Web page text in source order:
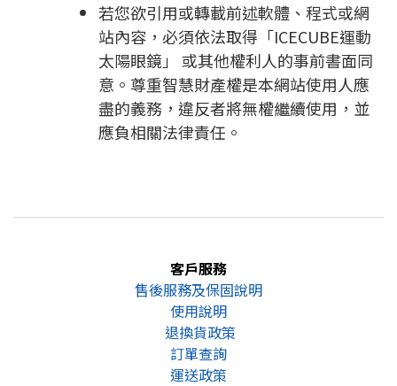
若您欲引用或轉載前述軟體、程式或網
站內容，必須依法取得「ICECUBE運動
太陽眼鏡」 或其他權利人的事前書面同
意。尊重智慧財產權是本網站使用人應
盡的義務，違反者將無權繼續使用，並
應負相關法律責任。
客戶服務
售後服務及保固說明
使用說明
退換貨政策
訂單查詢
運送政策